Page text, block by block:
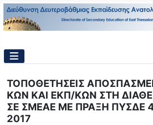
ΤΟΠΟΘΕΤΗΣΕΙΣ
ΚΩΝ ΚΑΙ ΕΚΠ/ΚΩΝ ΣΤΗ
ΣΕ ΣΜΕΑΕ ΜΕ ΠΡΑΞΗ ΠΥΣΔΕ
2017